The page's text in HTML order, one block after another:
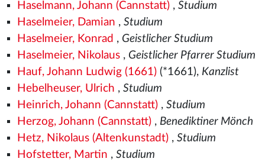
Haselmann, Johann (Cannstatt), Studium
Haselmeier, Damian , Studium
Haselmeier, Konrad , Geistlicher Studium
Haselmeier, Nikolaus, Geistlicher Pfarrer Studium
Hauf, Johann Ludwig (1661)(*1661), Kanzlist
Hebelheuser, Ulrich , Studium
Heinrich, Johann (Cannstatt), Studium
Herzog, Johann (Cannstatt), Benediktiner Mönch
Hetz, Nikolaus (Altenkunstadt), Studium
Hofstetter, Martin , Studium